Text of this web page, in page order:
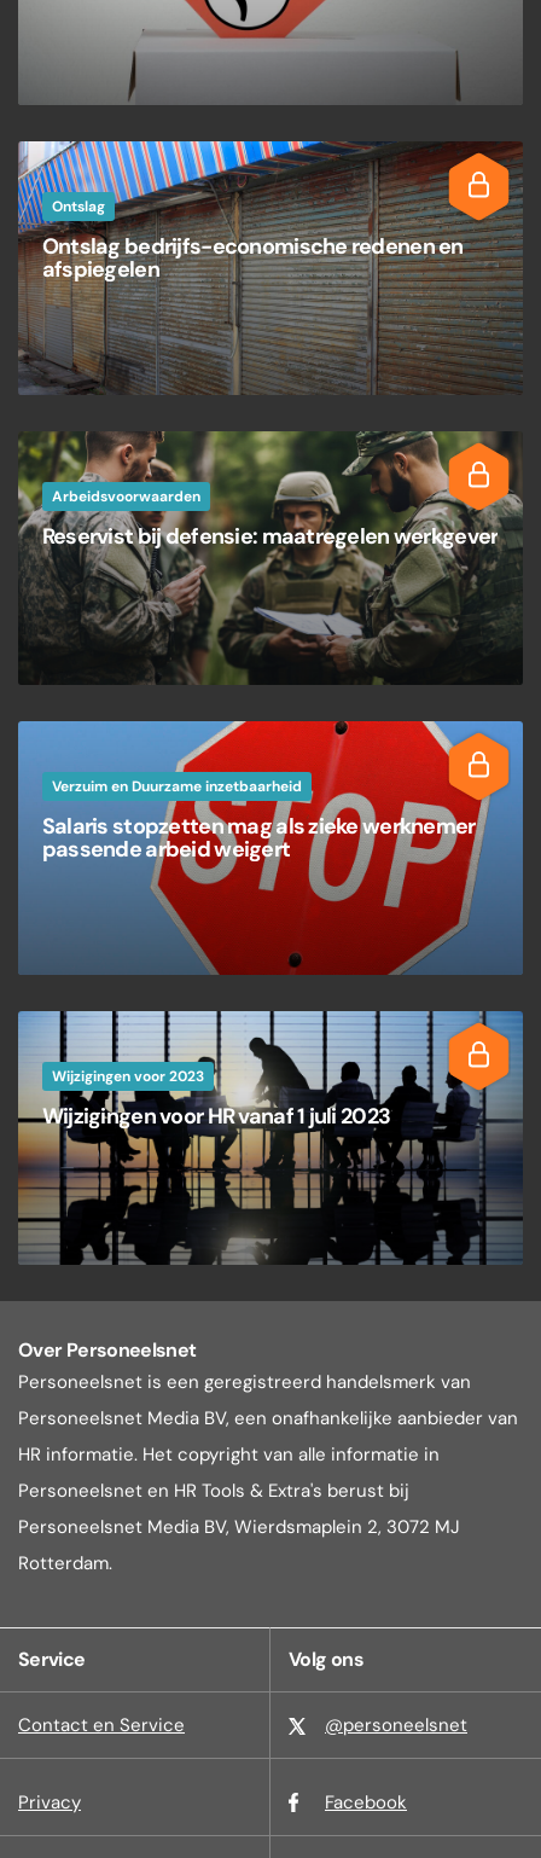
Ontslag
Ontslag bedrijfs-economische redenen en
afspiegelen
Arbeidsvoorwaarden
Reservist bij defensie: maatregelen werkgever
Verzuim en Duurzame inzetbaarheid
Salaris stopzetten mag als zieke werknemer
passende arbeid weigert
Wijzigingen voor 2023
Wijzigingen voor HR vanaf 1 juli 2023
Over Personeelsnet
Personeelsnet is een geregistreerd handelsmerk van
Personeelsnet Media BV, een onafhankelijke aanbieder van
HR informatie. Het copyright van alle informatie in
Personeelsnet en HR Tools & Extra's berust bij
Personeelsnet Media BV, Wierdsmaplein 2, 3072 MJ
Rotterdam.
Service
Contact en Service
Privacy
Volg ons
@personeelsnet
Facebook